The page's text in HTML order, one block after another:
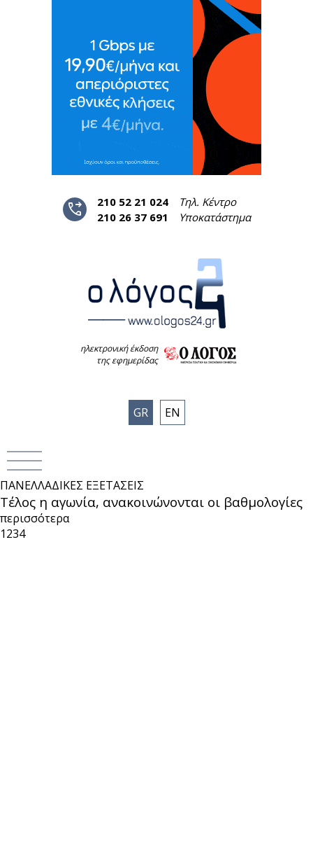
phone_forwarded 210 52 21 024
Τηλ. Κέντρο
210 26 37 691
Υποκατάστημα
ηλεκτρονική έκδοση
της εφημερίδας
GR EN
ΠΑΝΕΛΛΑΔΙΚΕΣ ΕΞΕΤΑΣΕΙΣ
Τέλος η αγωνία, ανακοινώνονται οι βαθμολογίες
περισσότερα
1234